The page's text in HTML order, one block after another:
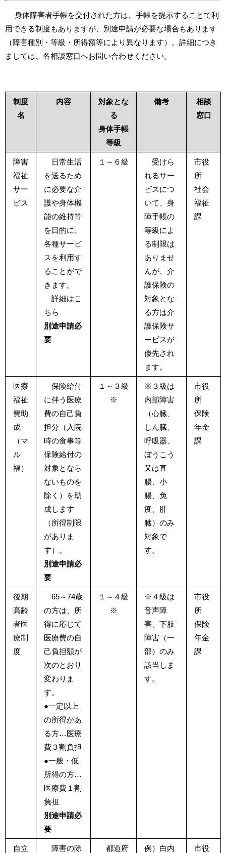
身体障害者手帳を交付された方は、手帳を提示することで利
用できる制度もありますが、別途申請が必要な場合もあります
（障害種別・等級・所得額等により異なります）。詳細につき
ましては、各相談窓口へお問い合わせください。
制度
名
内容
対象とな
る
身体手帳
等級
備考
相談
窓口
障害
福祉
サー
ビス
日常生活
を送るため
に必要な介
護や身体機
能の維持等
を目的に、
各種サービ
スを利用す
ることがで
きます。
詳細はこ
ちら
別途申請必
要
１～６級
受けら
れるサー
ビスにつ
いて、身
障手帳の
等級によ
る制限は
ありませ
んが、介
護保険の
対象とな
る方は介
護保険サ
ービスが
優先され
ます。
市役
所
社会
福祉
課
医療
福祉
費助
成
（マ
ル
福）
保険給付
に伴う医療
費の自己負
担分（入院
時の食事等
保険給付の
対象となら
ないものを
除く）を助
成します
（所得制限
がありま
す）。
別途申請必
要
１～３級
※
※３級は
内部障害
（心臓、
じん臓、
呼吸器、
ぼうこう
又は直
腸、小
腸、免
疫、肝
臓）のみ
対象で
す。
市役
所
保険
年金
課
後期
高齢
者医
療制
度
65～74歳
の方は、所
得に応じて
医療費の自
己負担額が
次のとおり
変わりま
す。
●一定以上
の所得があ
る方…医療
費３割負担
●一般・低
所得の方…
医療費１割
負担
別途申請必
要
１～４級
※
※４級は
音声障
害、下肢
障害（一
部）のみ
該当しま
す。
市役
所
保険
年金
課
自立
障害の除
都道府
例）白内
市役